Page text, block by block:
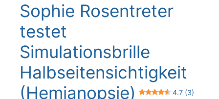
Sophie Rosentreter
testet
Simulationsbrille
Halbseitensichtigkeit
(Hemianopsie)
4.7 (3)